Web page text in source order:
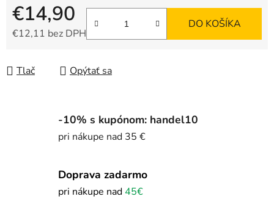
€14,90
€12,11 bez DPH
DO KOŠÍKA
Tlač Opýtať sa
-10% s kupónom: handel10
pri nákupe nad 35 €
Doprava zadarmo
pri nákupe nad45€